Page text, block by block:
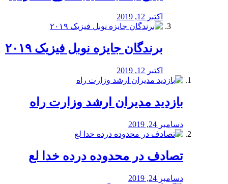
اکتبر 12, 2019
برندگان جایزه نوبل فیزیک ۲۰۱۹
اکتبر 12, 2019
بازدید مدیران ارشد وزارت راه
دسامبر 24, 2019
تصادف در محدوده درده خدا لع
دسامبر 24, 2019